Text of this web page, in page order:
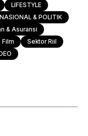
LIFESTYLE
NASIONAL & POLITIK
& Asuransi
Film
Sektor Riil